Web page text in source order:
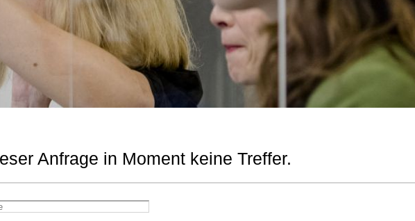
Anfrage in Moment keine Treffer.